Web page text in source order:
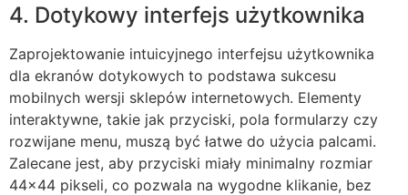
4. Dotykowy interfejs użytkownika
Zaprojektowanie intuicyjnego interfejsu użytkownika
dla ekranów dotykowych to podstawa sukcesu
mobilnych wersji sklepów internetowych. Elementy
interaktywne, takie jak przyciski, pola formularzy czy
rozwijane menu, muszą być łatwe do użycia palcami.
Zalecane jest, aby przyciski miały minimalny rozmiar
44×44 pikseli, co pozwala na wygodne klikanie, bez